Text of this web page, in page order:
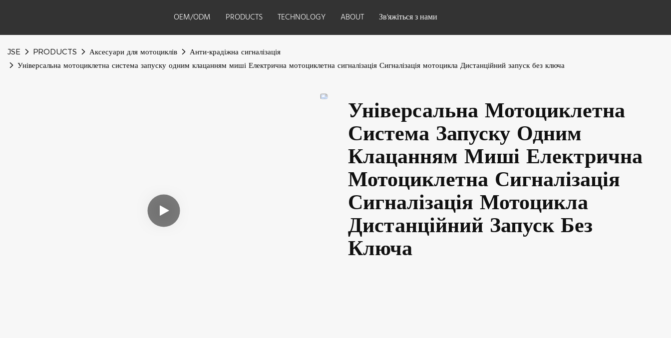
OEM/ODM PRODUCTS TECHNOLOGY ABOUT Зв'яжіться з нами
JSE PRODUCTS Аксесуари для мотоциклів
Анти-крадіжна сигналізація
Універсальна мотоциклетна система запуску одним клацанням миші Електрична мотоциклетна сигналізація Сигналізація мотоцикла Дистанційний запуск без ключа
Універсальна Мотоциклетна
Система Запуску Одним
Клацанням Миші Електрична
Мотоциклетна Сигналізація
Сигналізація Мотоцикла
Дистанційний Запуск Без
Ключа